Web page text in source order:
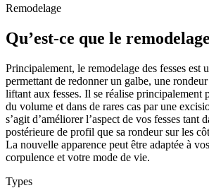
Remodelage
Qu’est-ce que le
Principalement, le remodelage des fesses est
permettant de redonner un galbe, une
liftant aux fesses. Il se réalise principalement
du volume et dans de rares cas par une
s’agit d’améliorer l’aspect de vos fesses tant
postérieure de profil que sa rondeur sur les
La nouvelle apparence peut être adaptée à
corpulence et votre mode de vie.
Types